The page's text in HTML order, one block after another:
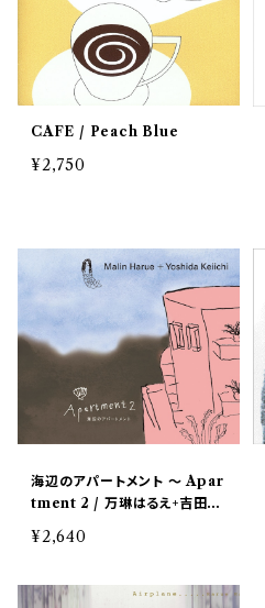
CAFE / Peach Blue
¥2,750
海辺のアパートメント ～ Apar
tment 2 / 万琳はるえ+吉田桂
¥2,640